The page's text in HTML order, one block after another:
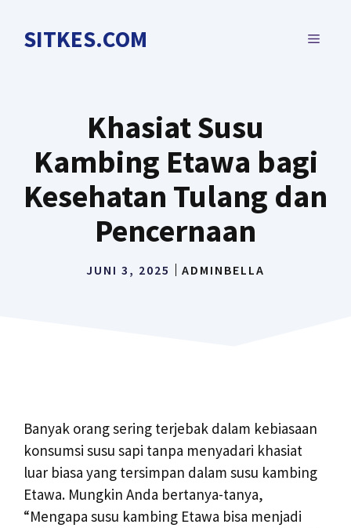
SITKES.COM MENU
Khasiat Susu
Kambing Etawa bagi
Kesehatan Tulang dan
Pencernaan
JUNI 3, 2025 ADMINBELLA
Banyak orang sering terjebak dalam kebiasaan
konsumsi susu sapi tanpa menyadari khasiat
luar biasa yang tersimpan dalam susu kambing
Etawa. Mungkin Anda bertanya-tanya,
“Mengapa susu kambing Etawa bisa menjadi